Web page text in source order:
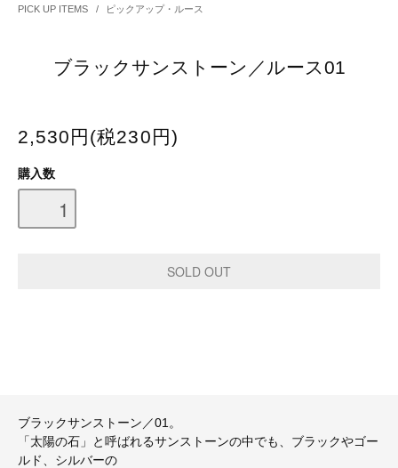
PICK UP ITEMS / ピックアップ・ルース
ブラックサンストーン／ルース01
2,530円(税230円)
購入数
ブラックサンストーン／01。
「太陽の石」と呼ばれるサンストーンの中でも、ブラックやゴー
ルド、シルバーの